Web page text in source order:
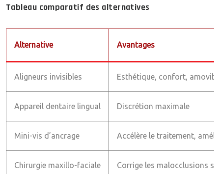
Tableau comparatif des alternatives
Alternative Avantages
Aligneurs invisibles Esthétique, confort,
Appareil dentaire lingual Discrétion maximale
Mini-vis d’ancrage Accélère le traitement,
Chirurgie maxillo-faciale Corrige les malocclusions